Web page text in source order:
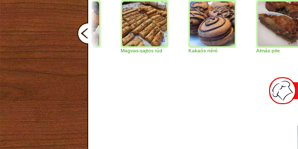
Csokoládés-diós
szendvics
Magvas-sajtos rúd Kakaós néró